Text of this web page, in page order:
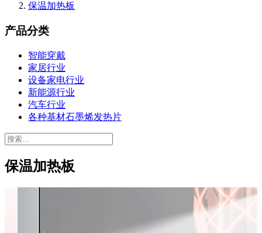
保温加热板
产品分类
智能穿戴
家居行业
设备家电行业
新能源行业
汽车行业
各种基材石墨烯发热片
保温加热板